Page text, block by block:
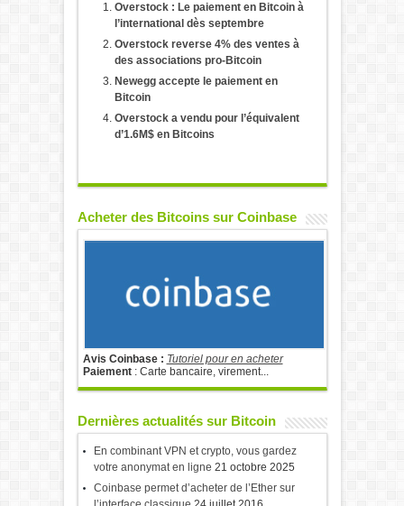
Overstock : Le paiement en Bitcoin à
l’international dès septembre
Overstock reverse 4% des ventes à
des associations pro-Bitcoin
Newegg accepte le paiement en
Bitcoin
Overstock a vendu pour l’équivalent
d’1.6M$ en Bitcoins
Acheter des Bitcoins sur Coinbase
Avis Coinbase : Tutoriel pour en acheter
Paiement: Carte bancaire, virement...
Dernières actualités sur Bitcoin
En combinant VPN et crypto, vous gardez
votre anonymat en ligne 21 octobre 2025
Coinbase permet d’acheter de l’Ether sur